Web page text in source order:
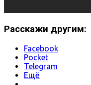
Расскажи другим:
Facebook
Pocket
Telegram
Ещё